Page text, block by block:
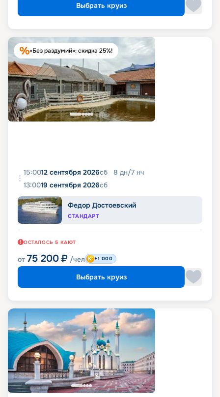
Выбрать круиз
«Без раздумий»: скидка 25%!
15:0012 сентября 2026сб 8 дн/7 нч
13:0019 сентября 2026сб
Федор Достоевский
СТАНДАРТ
ОСТАЛОСЬ 5 КАЮТ
от 75 200 ₽ /чел +1 000
Выбрать круиз